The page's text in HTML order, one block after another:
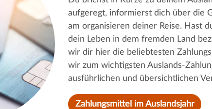
aufgeregt, informierst dich über die
am organisieren deiner Reise. Hast
dein Leben in dem fremden Land
wir dir hier die beliebtesten
wir zum wichtigsten Auslands-
ausführlichen und übersichtlichen
Zahlungsmittel im Auslandsjahr